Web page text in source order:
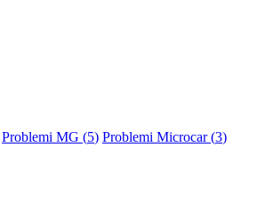
Problemi MG (5) Problemi Microcar (3)